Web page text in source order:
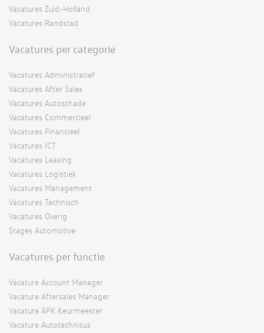
Vacatures Zuid-Holland
Vacatures Randstad
Vacatures per categorie
Vacatures Administratief
Vacatures After Sales
Vacatures Autoschade
Vacatures Commercieel
Vacatures Financieel
Vacatures ICT
Vacatures Leasing
Vacatures Logistiek
Vacatures Management
Vacatures Technisch
Vacatures Overig
Stages Automotive
Vacatures per functie
Vacature Account Manager
Vacature Aftersales Manager
Vacature APK Keurmeester
Vacature Autotechnicus